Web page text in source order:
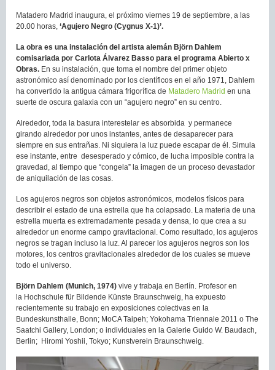
Matadero Madrid inaugura, el próximo viernes 19 de septiembre, a las
20.00 horas, ‘Agujero Negro (Cygnus X-1)’.
La obra es una instalación del artista alemán Björn Dahlem
comisariada por Carlota Álvarez Basso para el programa Abierto x
Obras. En su instalación, que toma el nombre del primer objeto
astronómico así denominado por los científicos en el año 1971, Dahlem
ha convertido la antigua cámara frigorífica de Matadero Madrid en una
suerte de oscura galaxia con un “agujero negro” en su centro.
Alrededor, toda la basura interestelar es absorbida y permanece
girando alrededor por unos instantes, antes de desaparecer para
siempre en sus entrañas. Ni siquiera la luz puede escapar de él. Simula
ese instante, entre desesperado y cómico, de lucha imposible contra la
gravedad, al tiempo que “congela” la imagen de un proceso devastador
de aniquilación de las cosas.
Los agujeros negros son objetos astronómicos, modelos físicos para
describir el estado de una estrella que ha colapsado. La materia de una
estrella muerta es extremadamente pesada y densa, lo que crea a su
alrededor un enorme campo gravitacional. Como resultado, los agujeros
negros se tragan incluso la luz. Al parecer los agujeros negros son los
motores, los centros gravitacionales alrededor de los cuales se mueve
todo el universo.
Björn Dahlem (Munich, 1974) vive y trabaja en Berlín. Profesor en
la Hochschule für Bildende Künste Braunschweig, ha expuesto
recientemente su trabajo en exposiciones colectivas en la
Bundeskunsthalle, Bonn; MoCA Taipeh; Yokohama Triennale 2011 o The
Saatchi Gallery, London; o individuales en la Galerie Guido W. Baudach,
Berlin; Hiromi Yoshii, Tokyo; Kunstverein Braunschweig.